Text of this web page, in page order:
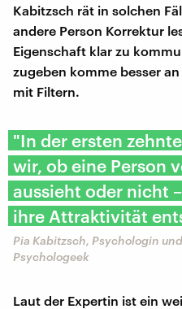
Kabitzsch rät in solchen
andere Person Korrektur
Eigenschaft klar zu
zugeben komme besser
mit Filtern.
"In der ersten
wir, ob eine Person
aussieht oder nicht
ihre Attraktivität
Pia Kabitzsch, Psychologin
Psychologeek
Laut der Expertin ist ein